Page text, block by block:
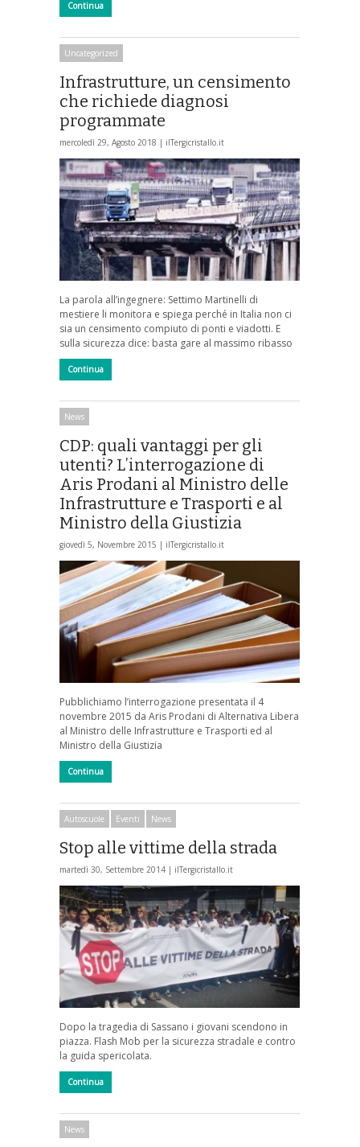
Continua
Uncategorized
Infrastrutture, un censimento
che richiede diagnosi
programmate
mercoledì 29, Agosto 2018 | ilTergicristallo.it
La parola all’ingegnere: Settimo Martinelli di
mestiere li monitora e spiega perché in Italia non ci
sia un censimento compiuto di ponti e viadotti. E
sulla sicurezza dice: basta gare al massimo ribasso
Continua
News
CDP: quali vantaggi per gli
utenti? L’interrogazione di
Aris Prodani al Ministro delle
Infrastrutture e Trasporti e al
Ministro della Giustizia
giovedì 5, Novembre 2015 | ilTergicristallo.it
Pubblichiamo l’interrogazione presentata il 4
novembre 2015 da Aris Prodani di Alternativa Libera
al Ministro delle Infrastrutture e Trasporti ed al
Ministro della Giustizia
Continua
Autoscuole Eventi News
Stop alle vittime della strada
martedì 30, Settembre 2014 | ilTergicristallo.it
Dopo la tragedia di Sassano i giovani scendono in
piazza. Flash Mob per la sicurezza stradale e contro
la guida spericolata.
Continua
News